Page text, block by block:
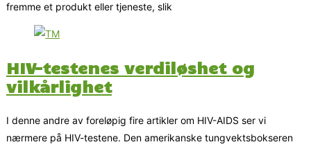
fremme et produkt eller tjeneste, slik
HIV-testenes verdiløshet og
vilkårlighet
I denne andre av foreløpig fire artikler om HIV-AIDS ser vi
nærmere på HIV-testene. Den amerikanske tungvektsbokseren